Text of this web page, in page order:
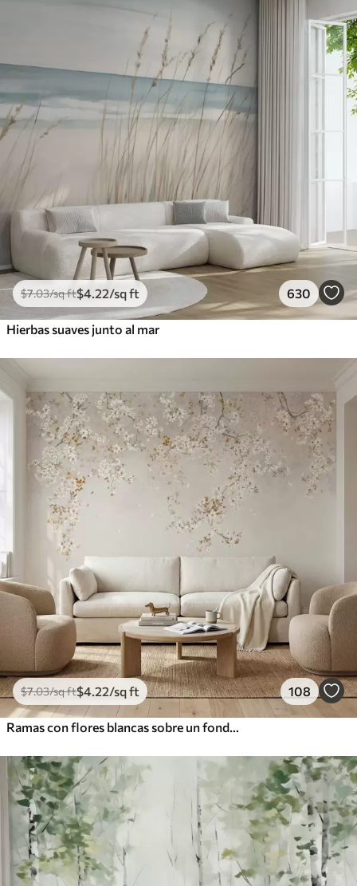
$7.03/sq ft$4 .22/sq ft 630
Hierbas suaves junto al mar
$7.03/sq ft$4 .22/sq ft 108